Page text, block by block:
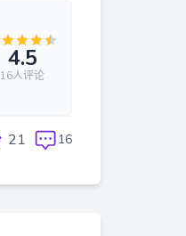
4.5
16人评论
21 16